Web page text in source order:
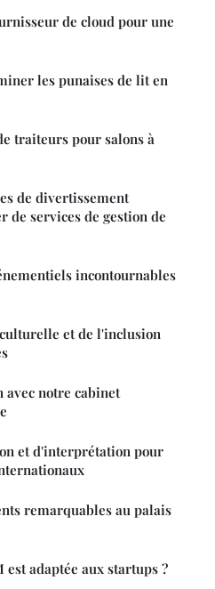
de cloud pour une
les punaises de lit en
traiteurs pour salons à
de divertissement
de services de gestion de
incontournables
et de l'inclusion
notre cabinet
et d'interprétation pour
remarquables au palais
adaptée aux startups ?